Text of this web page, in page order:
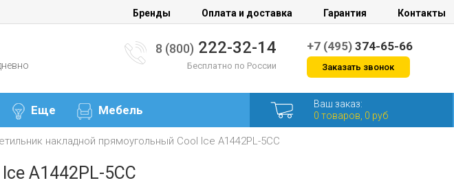
Бренды Оплата и доставка Гарантия Контакты
8 (800) 222-32-14
Бесплатно по России
+7 (495)374-65-66
Заказать звонок
Еще Мебель
Ваш заказ:
0 товаров, 0 руб
накладной прямоугольный Cool Ice A1442PL-5CC
A1442PL-5CC